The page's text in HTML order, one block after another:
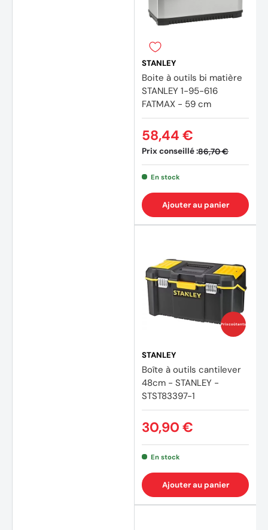
STANLEY
Boite à outils bi matière
STANLEY 1-95-616
FATMAX - 59 cm
Prix conseillé :86,70 €
58,44 €
En stock
Ajouter au panier
Prix coûtants
STANLEY
Boîte à outils cantilever
48cm - STANLEY -
STST83397-1
30,90 €
En stock
Ajouter au panier